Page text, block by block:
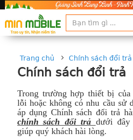
Trang chủ Chính sách đổi trả
Chính sách đổi trả
Trong trường hợp thiết bị
lỗi hoặc không có nhu cầu sử
áp dụng Chính sách đổi trả
chính sách đổi trả dưới đây
giúp quý khách hài lòng.